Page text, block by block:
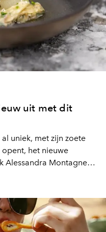
uit met dit
uniek, met zijn zoete
opent, het nieuwe
Alessandra Montagne-
maar nieuwsgieriger.
anti-verspilling